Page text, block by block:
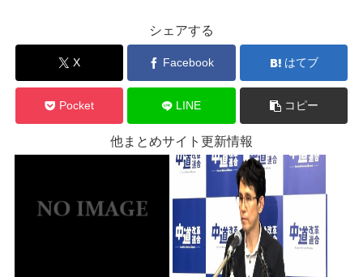
シェアする
X Facebook はてブ
Pocket LINE コピー
他まとめサイト更新情報